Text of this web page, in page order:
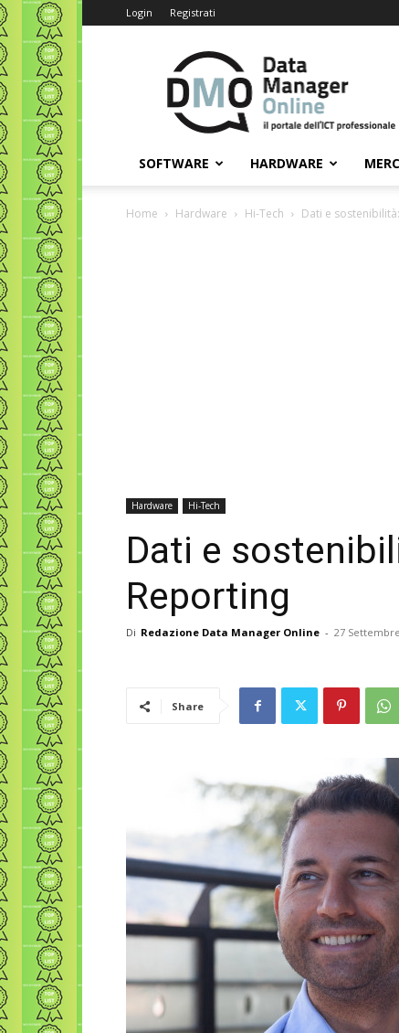
Login Registrati
Data
Manager
Online
SOFTWARE HARDWARE
Home Hardware Hi-Tech Dati e
Hardware Hi-Tech
Dati e
Reporting
Di Redazione Data Manager Online - 27
Share